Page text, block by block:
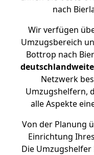
nach
Wir verfügen
Umzugsbereich
Bottrop nach
Netzwerk
Umzugshelfern,
alle Aspekte
Von der Planung
Einrichtung
Die